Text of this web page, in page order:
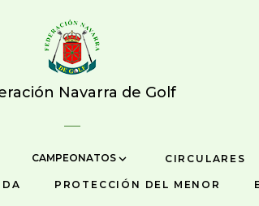
Navarra de Golf
CAMPEONATOS CIRCULARES
PROTECCIÓN DEL MENOR